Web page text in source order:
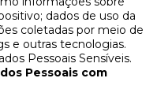
dados de uso da
coletadas por meio de
e outras tecnologias.
Pessoais Sensíveis.
Pessoais com